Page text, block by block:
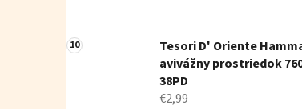
Tesori D' Oriente
avivážny prostriedok
38PD
€2,99